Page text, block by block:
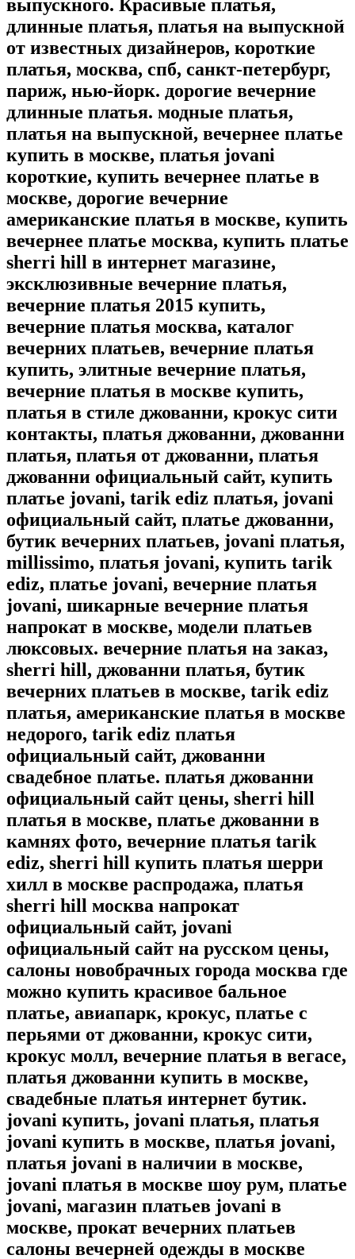
выпускного. Красивые платья,
длинные платья, платья на выпускной
от известных дизайнеров, короткие
платья, москва, спб, санкт-петербург,
париж, нью-йорк. дорогие вечерние
длинные платья. модные платья,
платья на выпускной, вечернее платье
купить в москве, платья jovani
короткие, купить вечернее платье в
москве, дорогие вечерние
американские платья в москве, купить
вечернее платье москва, купить платье
sherri hill в интернет магазине,
эксклюзивные вечерние платья,
вечерние платья 2015 купить,
вечерние платья москва, каталог
вечерних платьев, вечерние платья
купить, элитные вечерние платья,
вечерние платья в москве купить,
платья в стиле джованни, крокус сити
контакты, платья джованни, джованни
платья, платья от джованни, платья
джованни официальный сайт, купить
платье jovani, tarik ediz платья, jovani
официальный сайт, платье джованни,
бутик вечерних платьев, jovani платья,
millissimo, платья jovani, купить tarik
ediz, платье jovani, вечерние платья
jovani, шикарные вечерние платья
напрокат в москве, модели платьев
люксовых. вечерние платья на заказ,
sherri hill, джованни платья, бутик
вечерних платьев в москве, tarik ediz
платья, американские платья в москве
недорого, tarik ediz платья
официальный сайт, джованни
свадебное платье. платья джованни
официальный сайт цены, sherri hill
платья в москве, платье джованни в
камнях фото, вечерние платья tarik
ediz, sherri hill купить платья шерри
хилл в москве распродажа, платья
sherri hill москва напрокат
официальный сайт, jovani
официальный сайт на русском цены,
салоны новобрачных города москва где
можно купить красивое бальное
платье, авиапарк, крокус, платье с
перьями от джованни, крокус сити,
крокус молл, вечерние платья в вегасе,
платья джованни купить в москве,
свадебные платья интернет бутик.
jovani купить, jovani платья, платья
jovani купить в москве, платья jovani,
платья jovani в наличии в москве,
jovani платья в москве шоу рум, платье
jovani, магазин платьев jovani в
москве, прокат вечерних платьев
салоны вечерней одежды в москве